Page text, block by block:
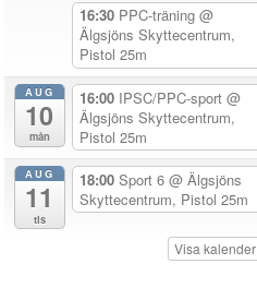
16:30 PPC-träning @
Älgsjöns Skyttecentrum,
Pistol 25m
AUG
10
mån
16:00 IPSC/PPC-sport @
Älgsjöns Skyttecentrum,
Pistol 25m
AUG
11
tis
18:00 Sport 6 @ Älgsjöns
Skyttecentrum, Pistol 25m
Visa kalender